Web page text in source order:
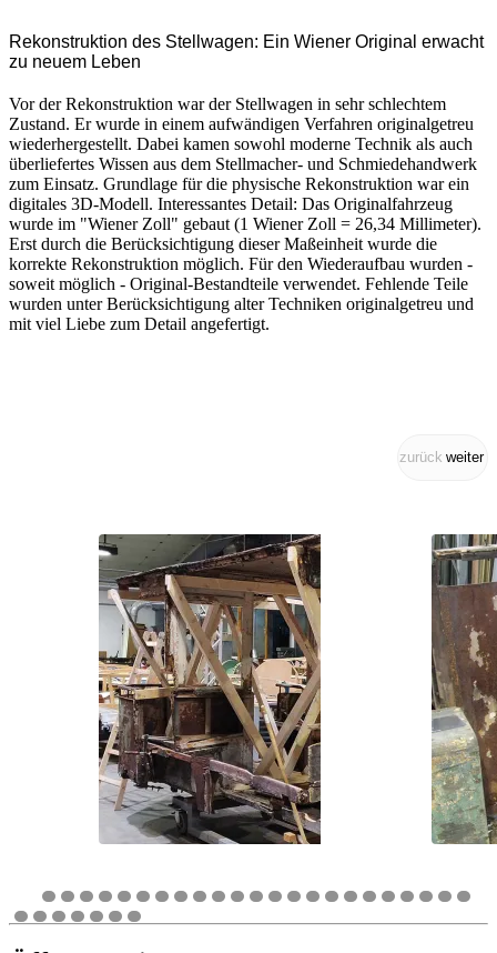
Rekonstruktion des Stellwagen: Ein Wiener Original erwacht
zu neuem Leben
Vor der Rekonstruktion war der Stellwagen in sehr schlechtem
Zustand. Er wurde in einem aufwändigen Verfahren originalgetreu
wiederhergestellt. Dabei kamen sowohl moderne Technik als auch
überliefertes Wissen aus dem Stellmacher- und Schmiedehandwerk
zum Einsatz. Grundlage für die physische Rekonstruktion war ein
digitales 3D-Modell. Interessantes Detail: Das Originalfahrzeug
wurde im "Wiener Zoll" gebaut (1 Wiener Zoll = 26,34 Millimeter).
Erst durch die Berücksichtigung dieser Maßeinheit wurde die
korrekte Rekonstruktion möglich. Für den Wiederaufbau wurden -
soweit möglich - Original-Bestandteile verwendet. Fehlende Teile
wurden unter Berücksichtigung alter Techniken originalgetreu und
mit viel Liebe zum Detail angefertigt.
zurück weiter